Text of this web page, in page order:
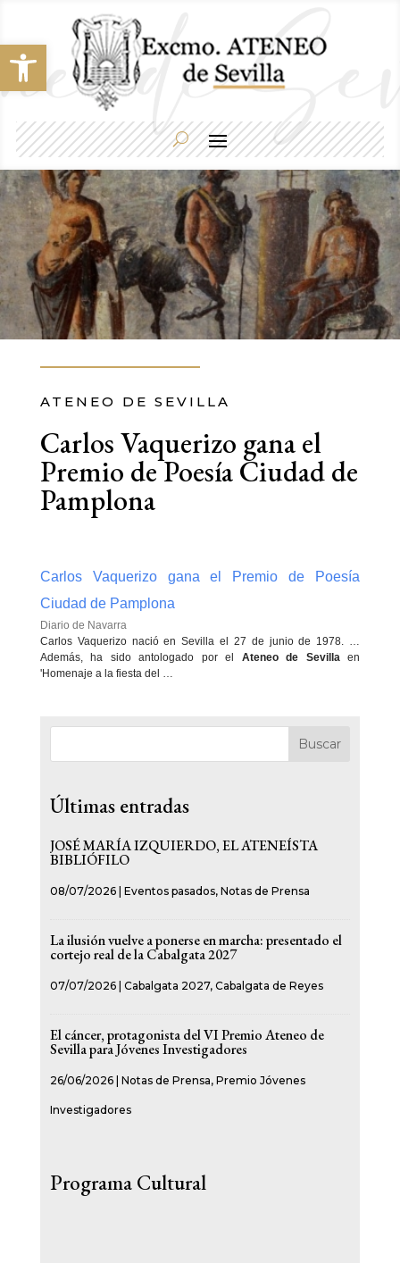
Abrir barra de herramientas
ATENEO DE SEVILLA
Carlos Vaquerizo gana el
Premio de Poesía Ciudad de
Pamplona
Carlos Vaquerizo gana el Premio de Poesía
Ciudad de Pamplona
Diario de Navarra
Carlos Vaquerizo nació en Sevilla el 27 de junio de 1978. …
Además, ha sido antologado por el Ateneo de Sevillaen
'Homenaje a la fiesta del …
Buscar
Últimas entradas
JOSÉ MARÍA IZQUIERDO, EL ATENEÍSTA
BIBLIÓFILO
08/07/2026| Eventos pasados, Notas de Prensa
La ilusión vuelve a ponerse en marcha: presentado el
cortejo real de la Cabalgata 2027
07/07/2026| Cabalgata 2027, Cabalgata de Reyes
El cáncer, protagonista del VI Premio Ateneo de
Sevilla para Jóvenes Investigadores
26/06/2026| Notas de Prensa, Premio Jóvenes
Investigadores
Programa Cultural